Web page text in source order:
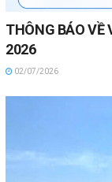
THÔNG BÁO VỀ
2026
02/07/2026